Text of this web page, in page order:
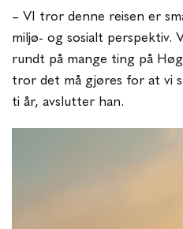
– VI tror denne reisen er
miljø- og sosialt perspektiv.
rundt på mange ting på
tror det må gjøres for at vi
ti år, avslutter han.